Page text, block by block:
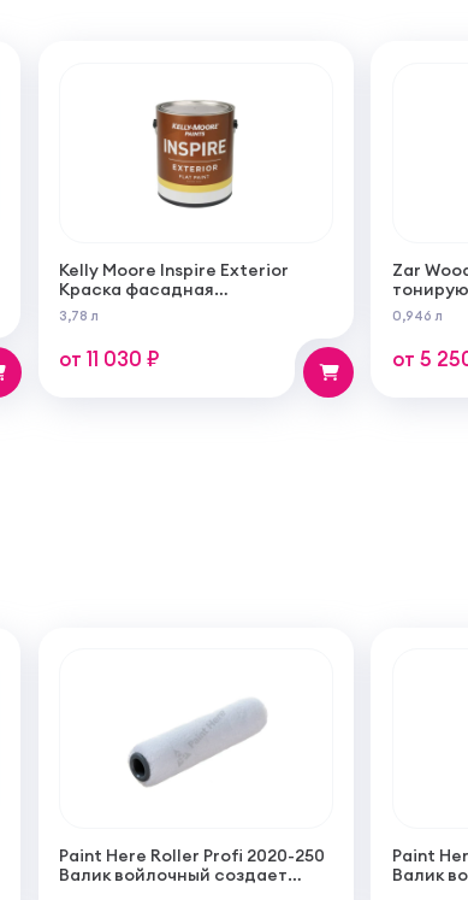
Kelly Moore Inspire Exterior
Краска фасадная
самогрунтующаяся
суперукрывистая ультра
матовая
3,78 л
от 11 030 ₽
Zar
0,946 л
от 5
Paint Here Roller Profi 2020-250
Валик войлочный создает
Paint
Валик